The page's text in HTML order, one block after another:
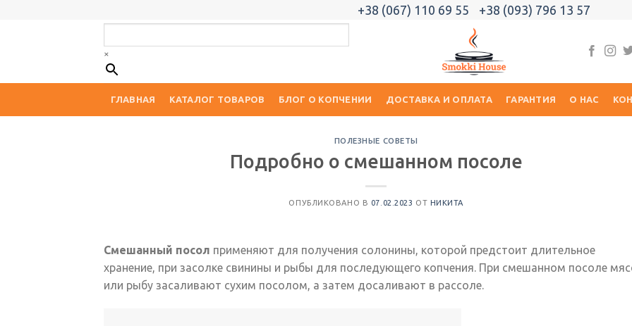
+38 (067) 110 69 55 +38 (093) 796 13 57
×
ГЛАВНАЯ КАТАЛОГ ТОВАРОВ БЛОГ О КОПЧЕНИИ ДОСТАВКА И ОПЛАТА ГАРАНТИЯ О НАС
ПОЛЕЗНЫЕ СОВЕТЫ
Подробно о смешанном посоле
ОПУБЛИКОВАНО В 07.02.2023 ОТ НИКИТА
Смешанный посол применяют для получения солонины, которой предстоит длительное
хранение, при засолке свинины и рыбы для последующего копчения. При смешанном посоле
или рыбу засаливают сухим посолом, а затем досаливают в рассоле.